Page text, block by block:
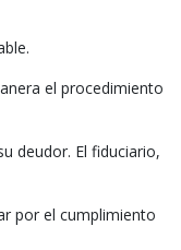
el procedimiento
deudor. El fiduciario,
por el cumplimiento